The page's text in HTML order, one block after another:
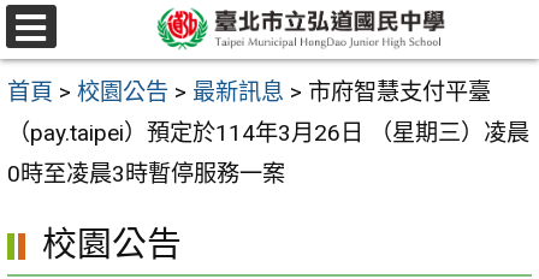
跳
至
主
內
區
選
單
首頁 > 校園公告 > 最新訊息 > 市府智慧支付平臺
（pay.taipei）預定於114年3月26日 （星期三）凌晨
0時至凌晨3時暫停服務一案
校園公告